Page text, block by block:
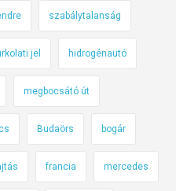
szabálytalanság
jel hidrogénautó
megbocsátó út
Budaörs bogár
francia mercedes